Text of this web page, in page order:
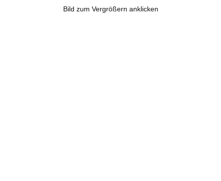
Bildergalerie überspringenBild zum Vergrößern anklicken